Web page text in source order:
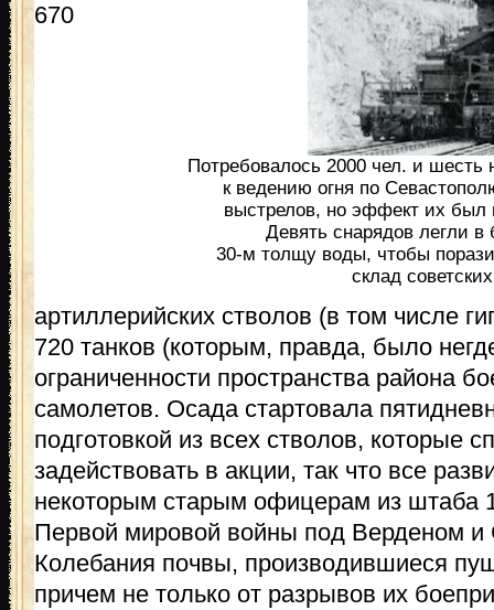
Потребовалось 2000 чел. и шесть
к ведению огня по
выстрелов, но эффект их был
Девять снарядов легли
30-м толщу воды, чтобы
склад
670
артиллерийских стволов (в том числе
720 танков (которым, правда, было
ограниченности пространства района
самолетов. Осада стартовала
подготовкой из всех стволов, которые
задействовать в акции, так что все
некоторым старым офицерам из штаба
Первой мировой войны под Верденом и
Колебания почвы, производившиеся
причем не только от разрывов их